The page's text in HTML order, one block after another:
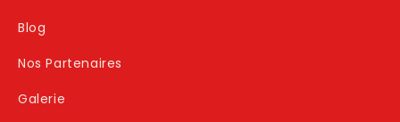
Blog
Nos Partenaires
Galerie